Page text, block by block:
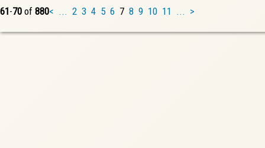
61-70 of 880< ... 2 3 4 5 6 7 8 9 10 11 ... >